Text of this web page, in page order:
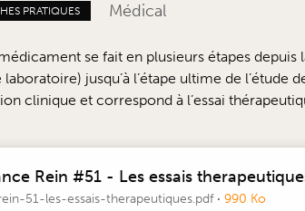
PRATIQUES Médical
se fait en plusieurs étapes
laboratoire) jusqu’à l’étape ultime de
clinique et correspond à l’essai
Rein #51 - Les essais
51-les-essais-therapeutiques.pdf· 990 Ko